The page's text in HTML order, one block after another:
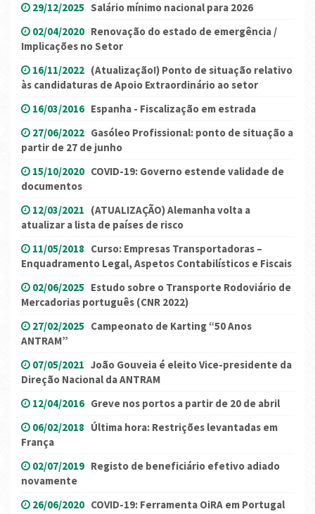
29/12/2025 Salário mínimo nacional para 2026
02/04/2020 Renovação do estado de emergência /
Implicações no Setor
16/11/2022 (Atualização!) Ponto de situação relativo
às candidaturas de Apoio Extraordinário ao setor
16/03/2016 Espanha - Fiscalização em estrada
27/06/2022 Gasóleo Profissional: ponto de situação a
partir de 27 de junho
15/10/2020 COVID-19: Governo estende validade de
documentos
12/03/2021 (ATUALIZAÇÃO) Alemanha volta a
atualizar a lista de países de risco
11/05/2018 Curso: Empresas Transportadoras –
Enquadramento Legal, Aspetos Contabilísticos e Fiscais
02/06/2025 Estudo sobre o Transporte Rodoviário de
Mercadorias português (CNR 2022)
27/02/2025 Campeonato de Karting “50 Anos
ANTRAM”
07/05/2021 João Gouveia é eleito Vice-presidente da
Direção Nacional da ANTRAM
12/04/2016 Greve nos portos a partir de 20 de abril
06/02/2018 Última hora: Restrições levantadas em
França
02/07/2019 Registo de beneficiário efetivo adiado
novamente
26/06/2020 COVID-19: Ferramenta OiRA em Portugal